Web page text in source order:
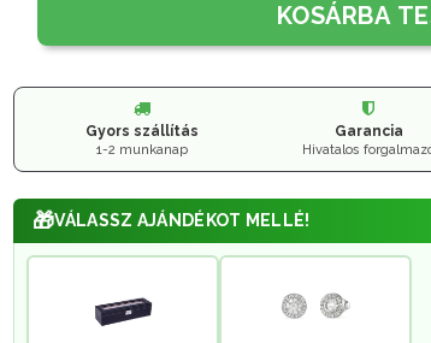
KOSÁRBA
Gyors szállítás
1-2 munkanap
Garancia
Hivatalos
🎁VÁLASSZ AJÁNDÉKOT MELLÉ!